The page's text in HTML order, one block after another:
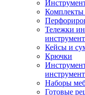
Комплекты
Тележки
Кейсы и
Крючки
Наборы
Готовые